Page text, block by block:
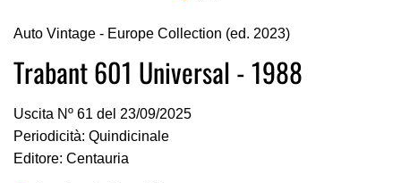
all'inizio
della
galleria
immagini
Auto Vintage - Europe Collection (ed. 2023)
Trabant 601 Universal - 1988
Uscita Nº 61 del 23/09/2025
Periodicità: Quindicinale
Editore: Centauria